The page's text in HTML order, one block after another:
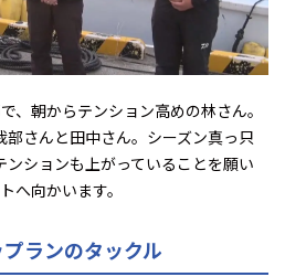
、朝からテンション高めの林さん。
さんと田中さん。シーズン真っ只
ションも上がっていることを願い
へ向かいます。
ランのタックル